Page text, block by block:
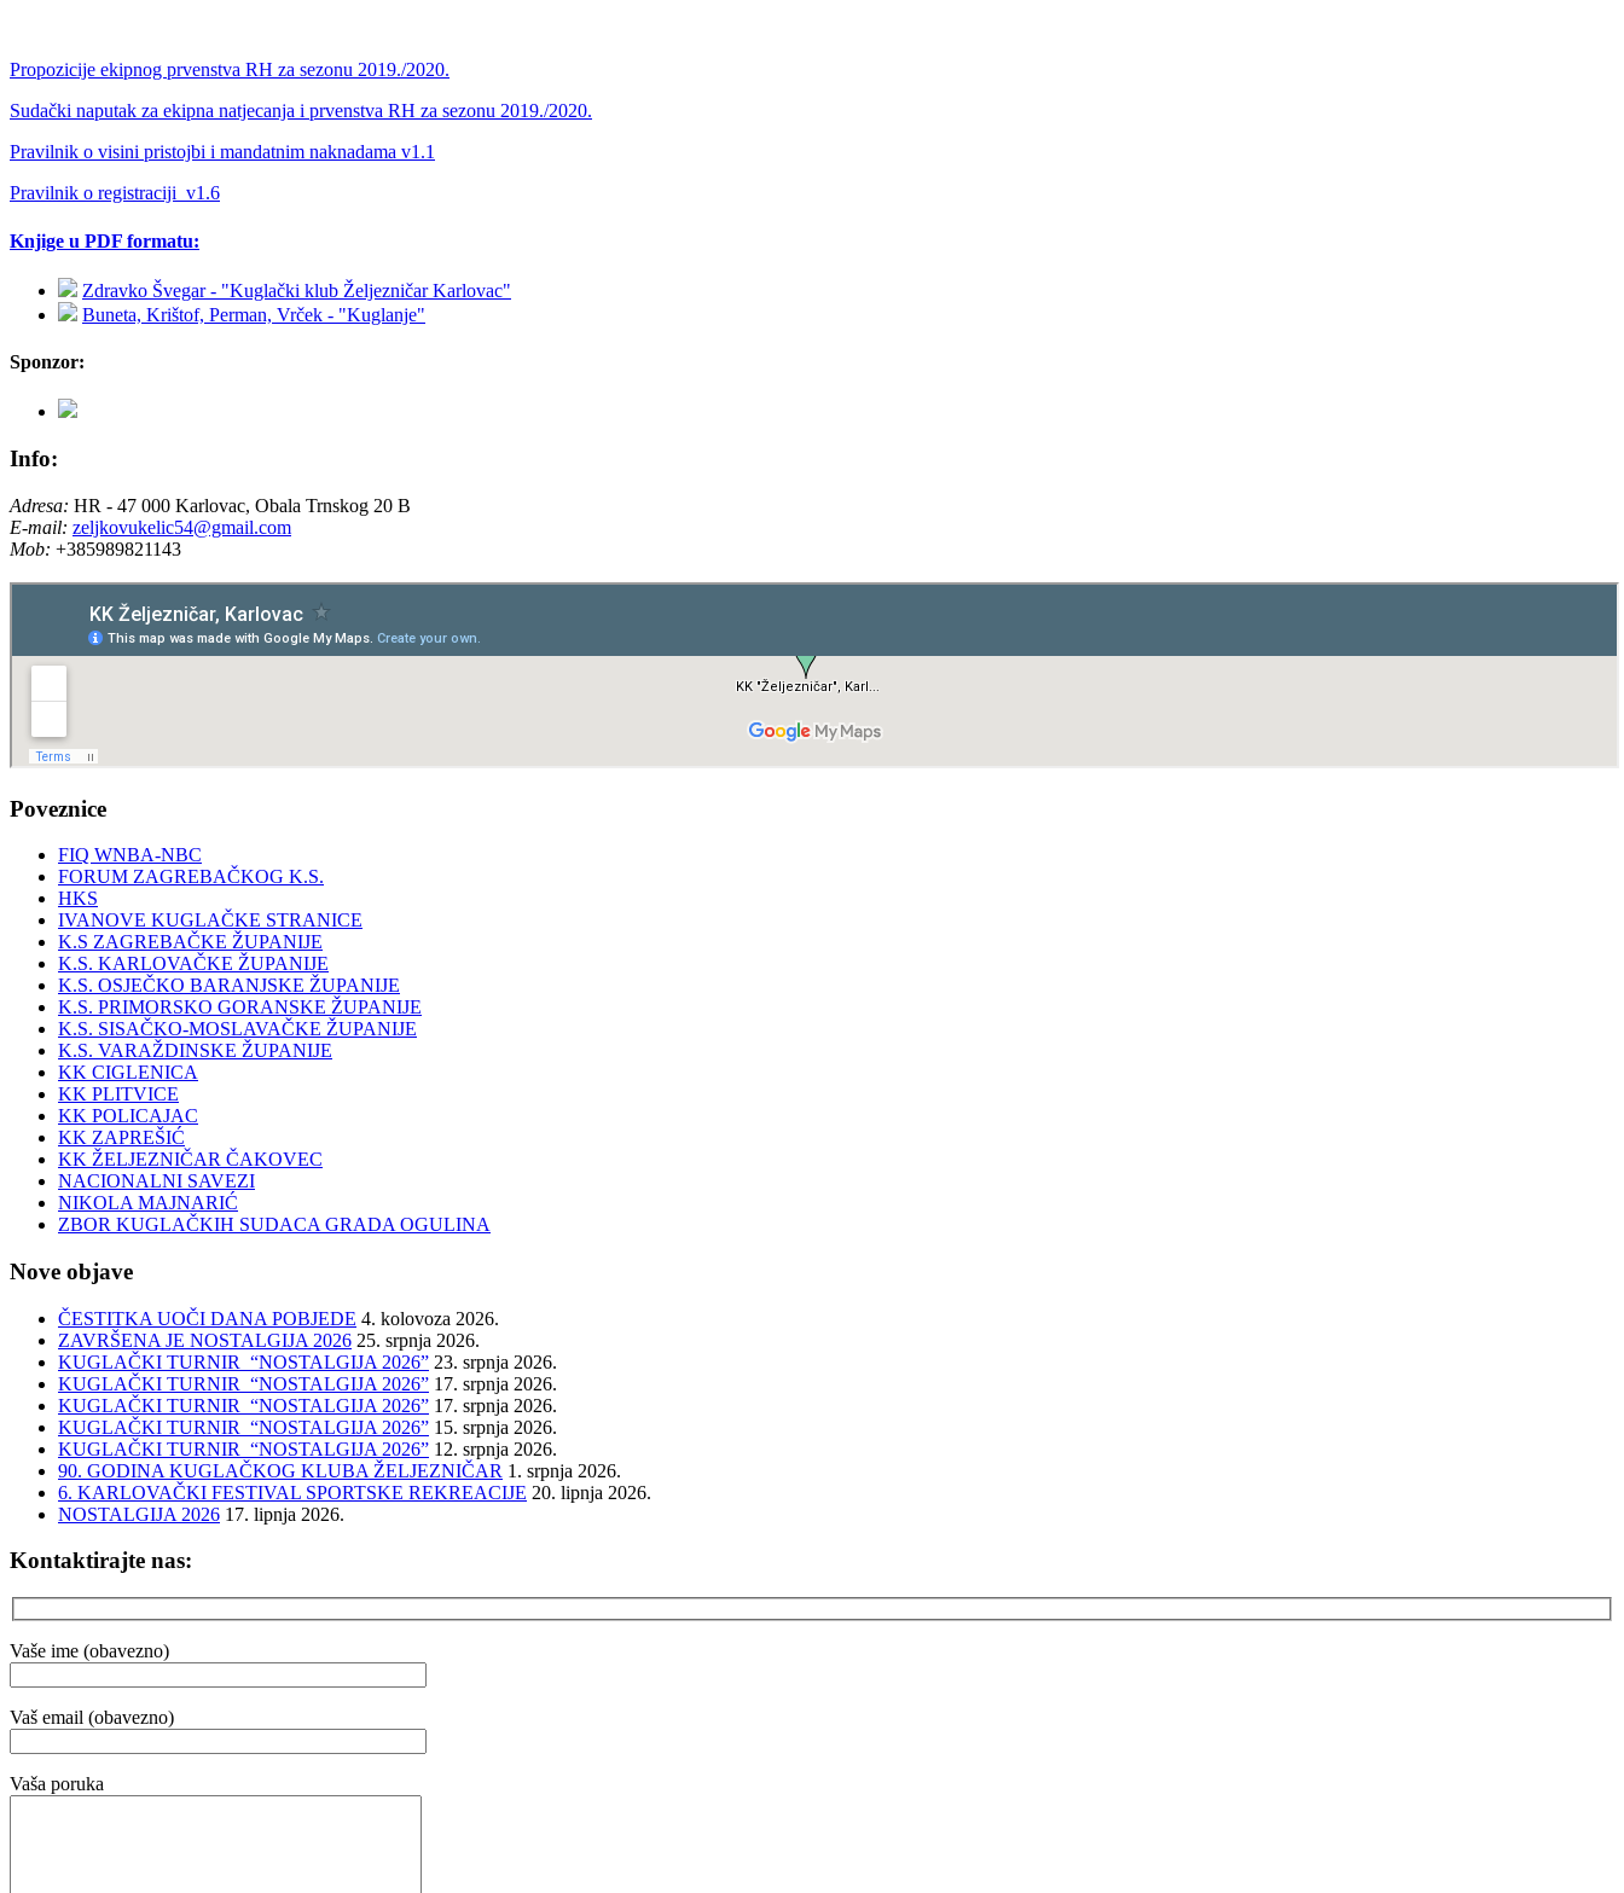
Propozicije ekipnog prvenstva RH za sezonu 2019./2020.
Sudački naputak za ekipna natjecanja i prvenstva RH za sezonu 2019./2020.
Pravilnik o visini pristojbi i mandatnim naknadama v1.1
Pravilnik o registraciji_v1.6
Knjige u PDF formatu:
Zdravko Švegar - "Kuglački klub Željezničar Karlovac"
Buneta, Krištof, Perman, Vrček - "Kuglanje"
Sponzor:
Info:
Adresa: HR - 47 000 Karlovac, Obala Trnskog 20 B
E-mail: zeljkovukelic54@gmail.com
Mob: +385989821143
Poveznice
FIQ WNBA-NBC
FORUM ZAGREBAČKOG K.S.
HKS
IVANOVE KUGLAČKE STRANICE
K.S ZAGREBAČKE ŽUPANIJE
K.S. KARLOVAČKE ŽUPANIJE
K.S. OSJEČKO BARANJSKE ŽUPANIJE
K.S. PRIMORSKO GORANSKE ŽUPANIJE
K.S. SISAČKO-MOSLAVAČKE ŽUPANIJE
K.S. VARAŽDINSKE ŽUPANIJE
KK CIGLENICA
KK PLITVICE
KK POLICAJAC
KK ZAPREŠIĆ
KK ŽELJEZNIČAR ČAKOVEC
NACIONALNI SAVEZI
NIKOLA MAJNARIĆ
ZBOR KUGLAČKIH SUDACA GRADA OGULINA
Nove objave
ČESTITKA UOČI DANA POBJEDE 4. kolovoza 2026.
ZAVRŠENA JE NOSTALGIJA 2026 25. srpnja 2026.
KUGLAČKI TURNIR “NOSTALGIJA 2026” 23. srpnja 2026.
KUGLAČKI TURNIR “NOSTALGIJA 2026” 17. srpnja 2026.
KUGLAČKI TURNIR “NOSTALGIJA 2026” 17. srpnja 2026.
KUGLAČKI TURNIR “NOSTALGIJA 2026” 15. srpnja 2026.
KUGLAČKI TURNIR “NOSTALGIJA 2026” 12. srpnja 2026.
90. GODINA KUGLAČKOG KLUBA ŽELJEZNIČAR 1. srpnja 2026.
6. KARLOVAČKI FESTIVAL SPORTSKE REKREACIJE 20. lipnja 2026.
NOSTALGIJA 2026 17. lipnja 2026.
Kontaktirajte nas:
Vaše ime (obavezno)
Vaš email (obavezno)
Vaša poruka